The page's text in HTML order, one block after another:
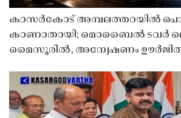
കാസർകോട് അമ്പലത്തറയിൽ
കാണാതായി; മൊബൈൽ ടവർ
മൈസൂരിൽ, അന്വേഷണം